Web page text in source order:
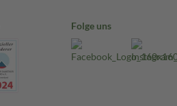
Folge uns